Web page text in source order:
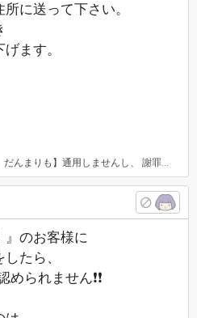
に送って下さい。
ます。
と言う 『母親の手書きによる念書』 ※もう二度と！私の噂話や誹謗中傷はしません、 と言う念書も必要です。 念書には、印が必要で！ 本籍、住所、氏名、年齢、生年月日、電話番号 念書を書いた日を ※一枚に記入して下さい。 これらを同封し、私の住所に送って下さい。 それを持ち、警察に行き 『被害者届け』を取り下げます。 それで済むことです。 ⚠️調査して！ 家にまで押し掛けて来られると 非常に！迷惑ですので、 気をつけて下さい。 接近禁止命令です❗
』のお客様に
たら、
られません❗❗